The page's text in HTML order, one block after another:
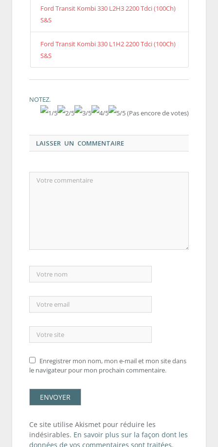
Ford Transit Kombi 330 L2H3 2200 Tdci (100Ch)
S&S
Ford Transit Kombi 330 L1H2 2200 Tdci (100Ch)
S&S
NOTEZ.
(Pas encore de votes)
LAISSER UN COMMENTAIRE
Enregistrer mon nom, mon e-mail et mon site dans
le navigateur pour mon prochain commentaire.
Ce site utilise Akismet pour réduire les
indésirables. En savoir plus sur la façon dont les
données de vos commentaires sont traitées.